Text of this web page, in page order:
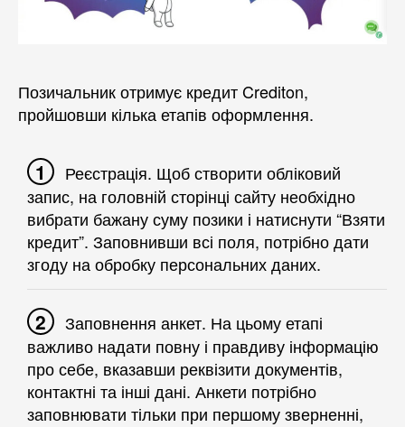
Позичальник отримує кредит Crediton,
пройшовши кілька етапів оформлення.
Реєстрація. Щоб створити обліковий
запис, на головній сторінці сайту необхідно
вибрати бажану суму позики і натиснути “Взяти
кредит”. Заповнивши всі поля, потрібно дати
згоду на обробку персональних даних.
Заповнення анкет. На цьому етапі
важливо надати повну і правдиву інформацію
про себе, вказавши реквізити документів,
контактні та інші дані. Анкети потрібно
заповнювати тільки при першому зверненні,